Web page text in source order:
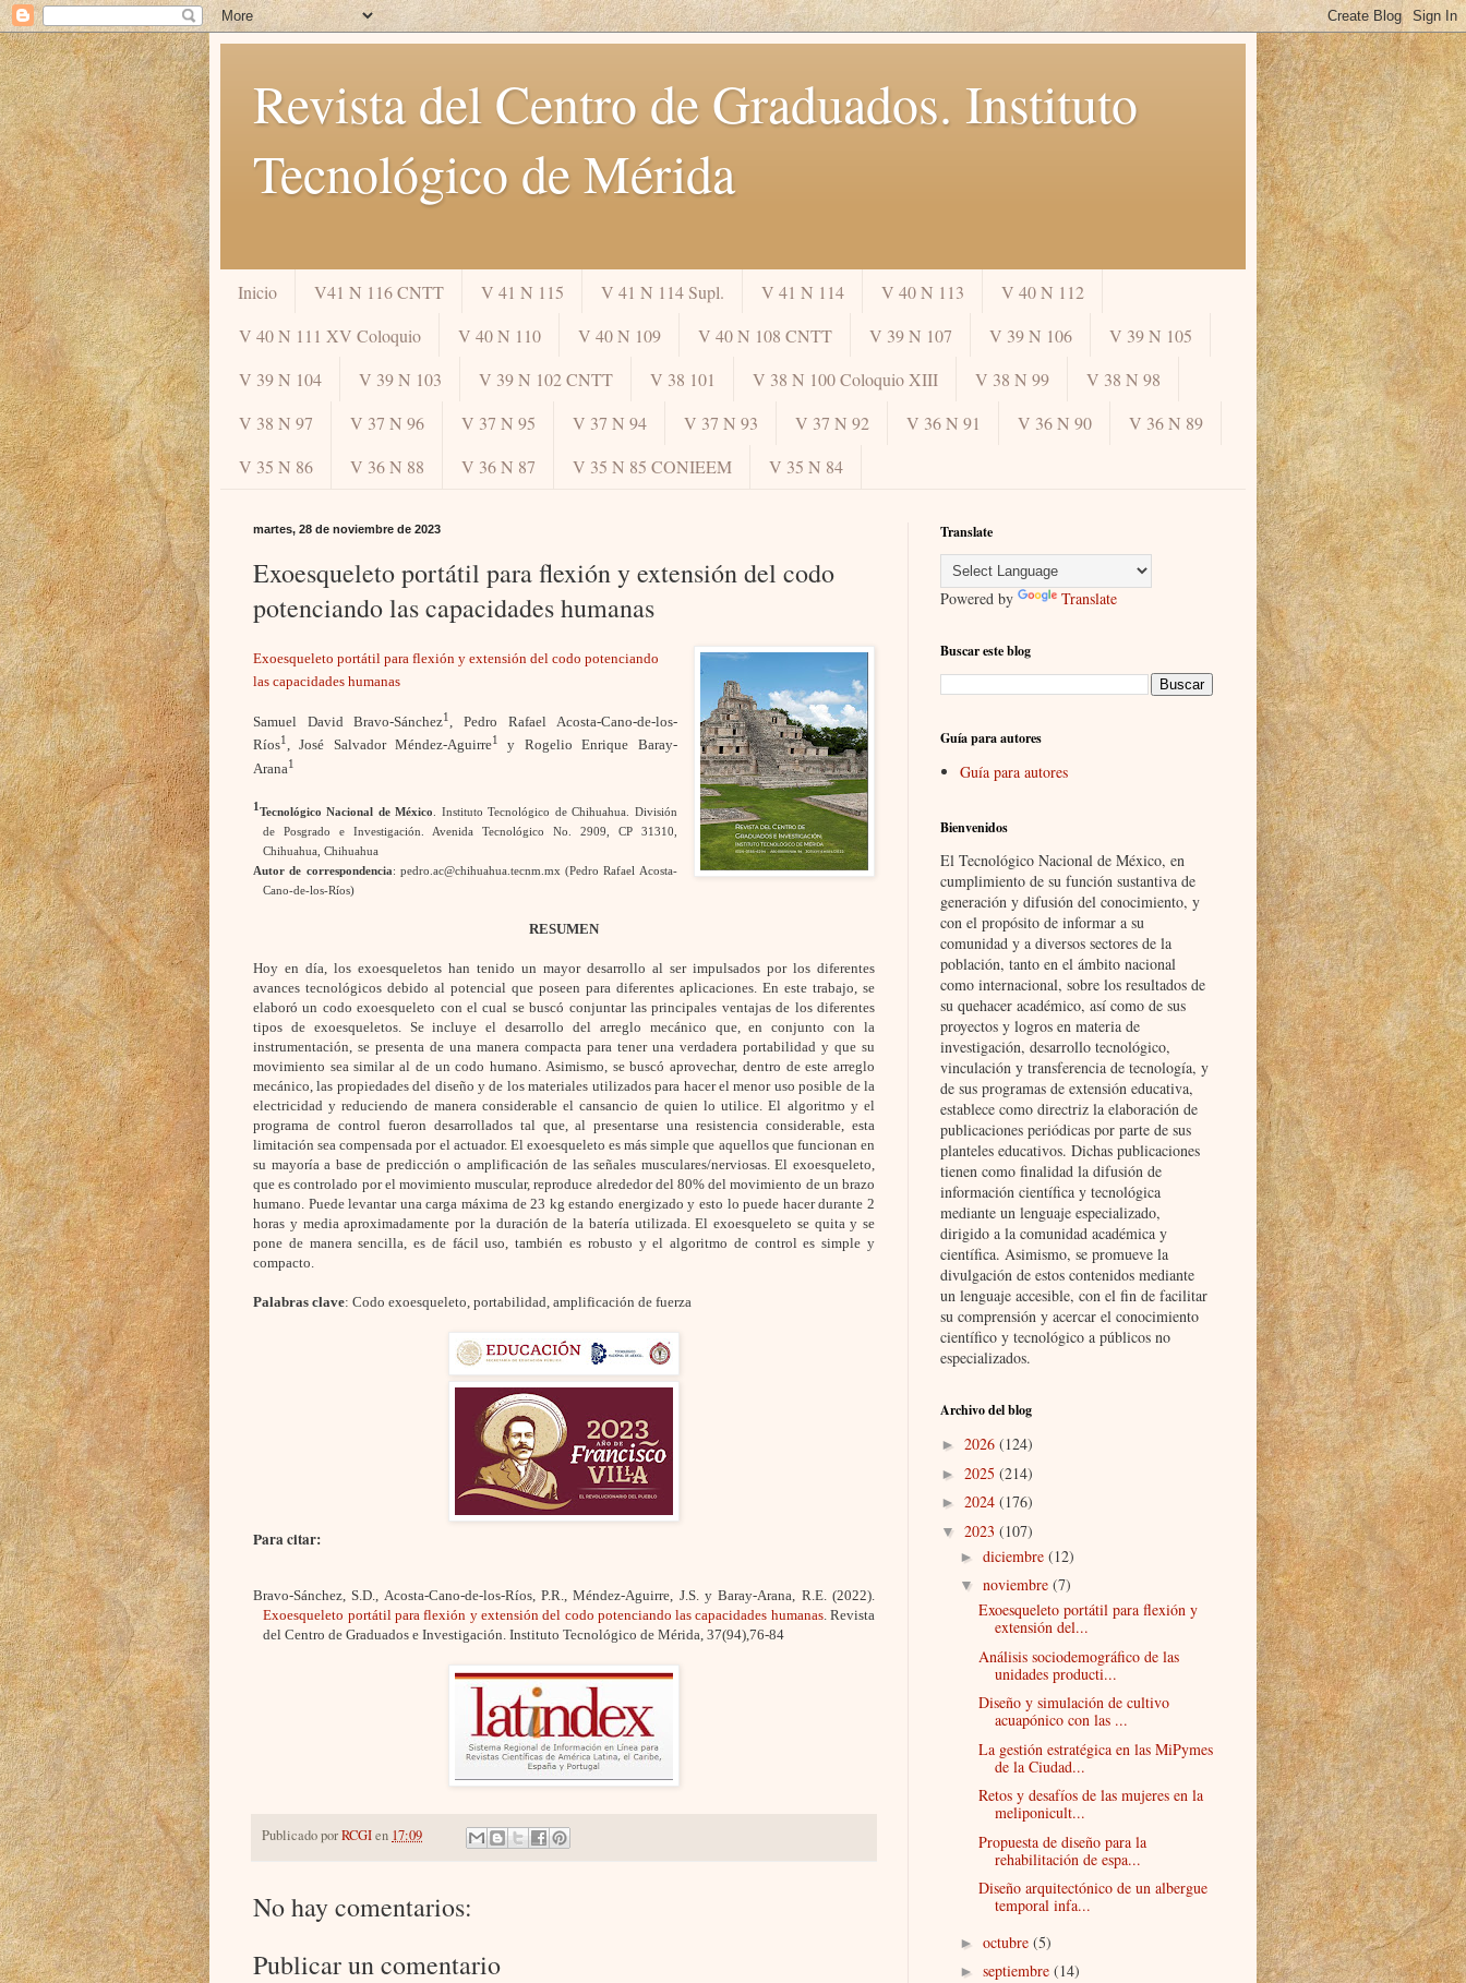
Revista del Centro de Graduados. Instituto
Tecnológico de Mérida
Inicio V41 N 116 CNTT V 41 N 115 V 41 N 114 Supl. V 41 N 114 V 40 N 113
V 40 N 112
V 40 N 111 XV Coloquio
V 40 N 110 V 40 N 109 V 40 N 108 CNTT V 39 N 107 V 39 N 106
V 39 N 105
V 39 N 104
V 39 N 103 V 39 N 102 CNTT V 38 101 V 38 N 100 Coloquio XIII V 38 N 99
V 38 N 98
V 38 N 97
V 37 N 96 V 37 N 95 V 37 N 94 V 37 N 93 V 37 N 92 V 36 N 91 V 36 N 90
V 36 N 89
V 35 N 86
V 36 N 88 V 36 N 87 V 35 N 85 CONIEEM V 35 N 84
martes, 28 de noviembre de 2023
Exoesqueleto portátil para flexión y extensión del codo
potenciando las capacidades humanas
Exoesqueleto portátil para flexión y extensión del codo potenciando
las capacidades humanas
Samuel David Bravo-Sánchez1
, Pedro Rafael Acosta-Cano-de-los-
Ríos1, José Salvador Méndez-Aguirre1
y Rogelio Enrique Baray-
Arana1
1 Tecnológico Nacional de México
. Instituto Tecnológico de Chihuahua. División
de Posgrado e Investigación. Avenida Tecnológico No. 2909, CP 31310,
Chihuahua, Chihuahua
Autor de correspondencia: pedro.ac@chihuahua.tecnm.mx (Pedro Rafael Acosta-
Cano-de-los-Ríos)
RESUMEN
Hoy en día, los exoesqueletos han tenido un mayor desarrollo al ser impulsados por los diferentes
avances tecnológicos debido al potencial que poseen para diferentes aplicaciones. En este trabajo, se
elaboró un codo exoesqueleto con el cual se buscó conjuntar las principales ventajas de los diferentes
tipos de exoesqueletos. Se incluye el desarrollo del arreglo mecánico que, en conjunto con la
instrumentación, se presenta de una manera compacta para tener una verdadera portabilidad y que su
movimiento sea similar al de un codo humano. Asimismo, se buscó aprovechar, dentro de este arreglo
mecánico, las propiedades del diseño y de los materiales utilizados para hacer el menor uso posible de la
electricidad y reduciendo de manera considerable el cansancio de quien lo utilice. El algoritmo y el
programa de control fueron desarrollados tal que, al presentarse una resistencia considerable, esta
limitación sea compensada por el actuador. El exoesqueleto es más simple que aquellos que funcionan en
su mayoría a base de predicción o amplificación de las señales musculares/nerviosas. El exoesqueleto,
que es controlado por el movimiento muscular, reproduce alrededor del 80% del movimiento de un brazo
humano. Puede levantar una carga máxima de 23 kg estando energizado y esto lo puede hacer durante 2
horas y media aproximadamente por la duración de la batería utilizada. El exoesqueleto se quita y se
pone de manera sencilla, es de fácil uso, también es robusto y el algoritmo de control es simple y
compacto.
Palabras clave: Codo exoesqueleto, portabilidad, amplificación de fuerza
Para citar:
Bravo-Sánchez, S.D., Acosta-Cano-de-los-Ríos, P.R., Méndez-Aguirre, J.S. yBaray-Arana, R.E. (2022).
Exoesqueleto portátil para flexión y extensión del codo potenciando las capacidades humanas. Revista
del Centro de Graduados e Investigación. Instituto Tecnológico de Mérida, 37(94),76-84
Publicado porRCGIen 17:09
No hay comentarios:
Publicar un comentario
Translate
Powered by Translate
Buscar este blog
Guía para autores
Guía para autores
Bienvenidos
El Tecnológico Nacional de México, en
cumplimiento de su función sustantiva de
generación y difusión del conocimiento, y
con el propósito de informar a su
comunidad y a diversos sectores de la
población, tanto en el ámbito nacional
como internacional, sobre los resultados de
su quehacer académico, así como de sus
proyectos y logros en materia de
investigación, desarrollo tecnológico,
vinculación y transferencia de tecnología, y
de sus programas de extensión educativa,
establece como directriz la elaboración de
publicaciones periódicas por parte de sus
planteles educativos. Dichas publicaciones
tienen como finalidad la difusión de
información científica y tecnológica
mediante un lenguaje especializado,
dirigido a la comunidad académica y
científica. Asimismo, se promueve la
divulgación de estos contenidos mediante
un lenguaje accesible, con el fin de facilitar
su comprensión y acercar el conocimiento
científico y tecnológico a públicos no
especializados.
Archivo del blog
► 2026 (124)
► 2025 (214)
► 2024 (176)
▼ 2023 (107)
► diciembre (12)
▼ noviembre (7)
Exoesqueleto portátil para flexión y
extensión del...
Análisis sociodemográfico de las
unidades producti...
Diseño y simulación de cultivo
acuapónico con las ...
La gestión estratégica en las MiPymes
de la Ciudad...
Retos y desafíos de las mujeres en la
meliponicult...
Propuesta de diseño para la
rehabilitación de espa...
Diseño arquitectónico de un albergue
temporal infa...
► octubre (5)
► septiembre (14)